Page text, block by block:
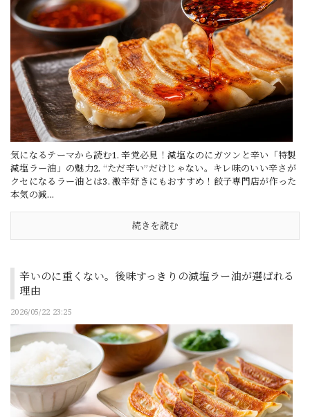
気になるテーマから読む1. 辛党必見！減塩なのにガツンと辛い「特製
減塩ラー油」の魅力2. “ただ辛い”だけじゃない。キレ味のいい辛さが
クセになるラー油とは3. 激辛好きにもおすすめ！餃子専門店が作った
本気の減...
続きを読む
辛いのに重くない。後味すっきりの減塩ラー油が選ばれる
理由
2026/05/22 23:25